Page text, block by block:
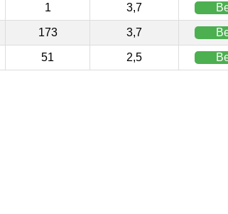
1 3,7
173 3,7
51 2,5